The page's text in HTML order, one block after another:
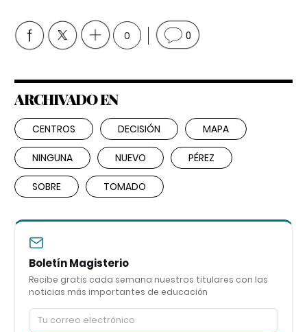
0 0
ARCHIVADO EN
CENTROS DECISIÓN MAPA
NINGUNA NUEVO PÉREZ
SOBRE TOMADO
Boletín Magisterio
Recibe gratis cada semana nuestros titulares con las
noticias más importantes de educación